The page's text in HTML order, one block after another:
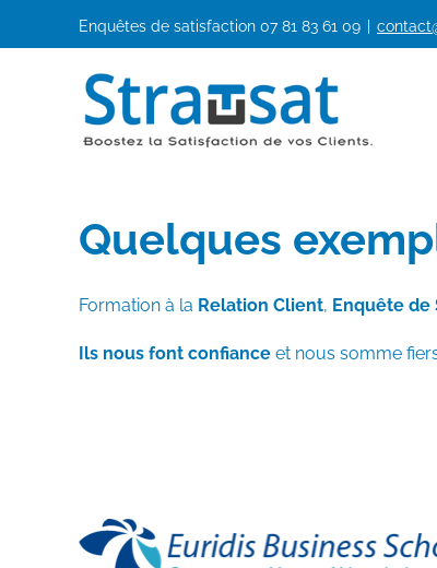
Enquêtes de satisfaction 07 81 83 61 09
Quelques
Formation à la Relation Client, Enquête de
Ils nous font confianceet nous somme